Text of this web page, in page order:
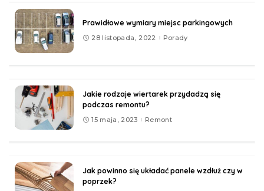
Prawidłowe wymiary miejsc parkingowych
28 listopada, 2022 Porady
Jakie rodzaje wiertarek przydadzą się
podczas remontu?
15 maja, 2023 Remont
Jak powinno się układać panele wzdłuż czy w
poprzek?